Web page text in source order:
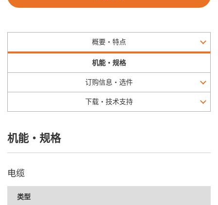
概要・特点
机能・规格
订购信息・选件
下载・技术支持
机能・规格
电缆
类型